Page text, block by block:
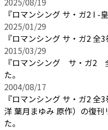
『ロマンシング サ・ガ2 I -
2025/01/29
『ロマンシング サ・ガ2 全
2015/03/29
『ロマンシング サ・ガ2
た。
2004/08/17
『ロマンシング サ・ガ2 全
洋 葉月まゆみ 原作）の復
た。